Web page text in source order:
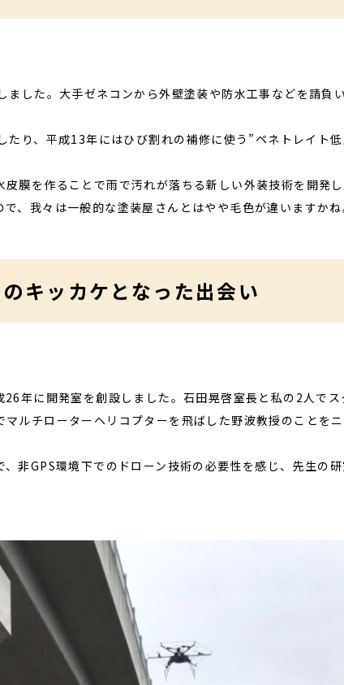
した。大手ゼネコンから外壁塗装や防水工事などを請負
り、平成13年にはひび割れの補修に使う”ペネトレイト
膜を作ることで雨で汚れが落ちる新しい外装技術を開発
、我々は一般的な塗装屋さんとはやや毛色が違いますか
キッカケとなった出会い
26年に開発室を創設しました。石田晃啓室長と私の2人で
ルチローターヘリコプターを飛ばした野波教授のことを
非GPS環境下でのドローン技術の必要性を感じ、先生の